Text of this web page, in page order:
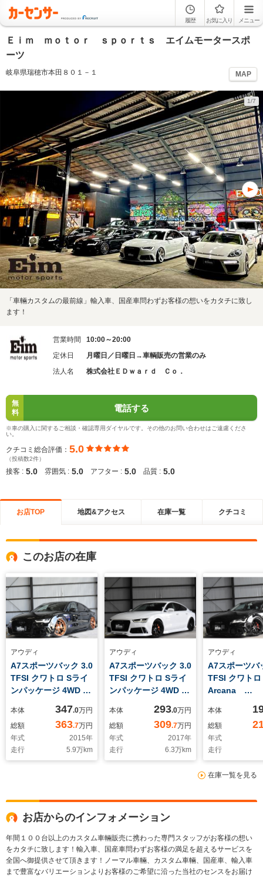
履歴 お気に入り メニュー
Ｅｉｍ ｍｏｔｏｒ ｓｐｏｒｔｓ エイムモータースポ
ーツ
岐阜県瑞穂市本田８０１－１ MAP
1/7
「車輛カスタムの最前線」輸入車、国産車問わずお客様の想いをカタチに致し
ます！
営業時間
10:00～20:00
定休日
月曜日／日曜日→車輌販売の営業のみ
法人名
株式会社ＥＤｗａｒｄ Ｃｏ．
無
料
電話する
※車の購入に関するご相談・確認専用ダイヤルです。その他のお問い合わせはご遠慮くださ
い。
クチコミ総合評価： 5.0
（投稿数2件）
接客 : 5.0 雰囲気 : 5.0 アフター : 5.0 品質 : 5.0
お店TOP 地図&アクセス 在庫一覧 クチコミ
このお店の在庫
アウディ
A7スポーツバック 3.0
TFSI クワトロ Sライ
ンパッケージ 4WD 後
エアサス エアサス公
認済 SラインPKG
Arcana
Performance 自
社エアサス Arcnボ
インチAW ALL新品
パーツカスタム
本体 347.0万円
総額
363.7万円
年式
2015年
走行
5.9万km
アウディ
A7スポーツバック 3.0
TFSI クワトロ Sライ
ンパッケージ 4WD 後
ンPKG 3.0Lスーパ
ーチャージャー
Arcana
Performance Arcn
ボディキット
ー 新品車高調 ALL
新品パーツカスタム
BOSEサウンド
本体 293.0万円
総額
309.7万円
年式
2017年
走行
6.3万km
アウディ
A7スポーツバ
TFSI クワトロ
Arcana
ボディキッ
Arcn20イン
高調 テール
モーク
ド ブラック
ート
本体
総額
年式
走行
在庫一覧を見る
お店からのインフォメーション
年間１００台以上のカスタム車輛販売に携わった専門スタッフがお客様の想い
をカタチに致します！輸入車、国産車問わずお客様の満足を超えるサービスを
全国へ御提供させて頂きます！ノーマル車輛、カスタム車輛、国産車、輸入車
まで豊富なバリエーションよりお客様のご希望に沿った当社のセンスをお届け